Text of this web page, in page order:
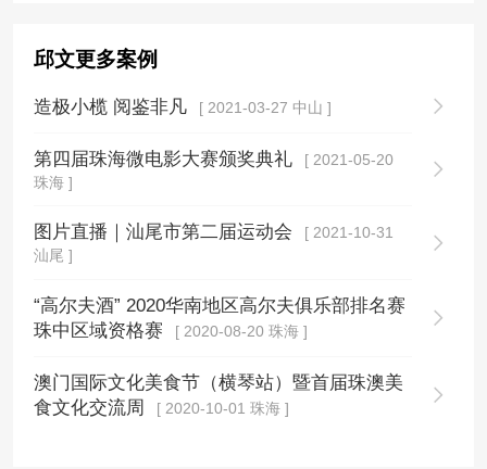
邱文更多案例
造极小榄 阅鉴非凡 [ 2021-03-27 中山 ]
第四届珠海微电影大赛颁奖典礼
[ 2021-05-20
珠海 ]
图片直播｜汕尾市第二届运动会
[ 2021-10-31
汕尾 ]
“高尔夫酒” 2020华南地区高尔夫俱乐部排名赛
珠中区域资格赛
[ 2020-08-20 珠海 ]
澳门国际文化美食节（横琴站）暨首届珠澳美
食文化交流周
[ 2020-10-01 珠海 ]